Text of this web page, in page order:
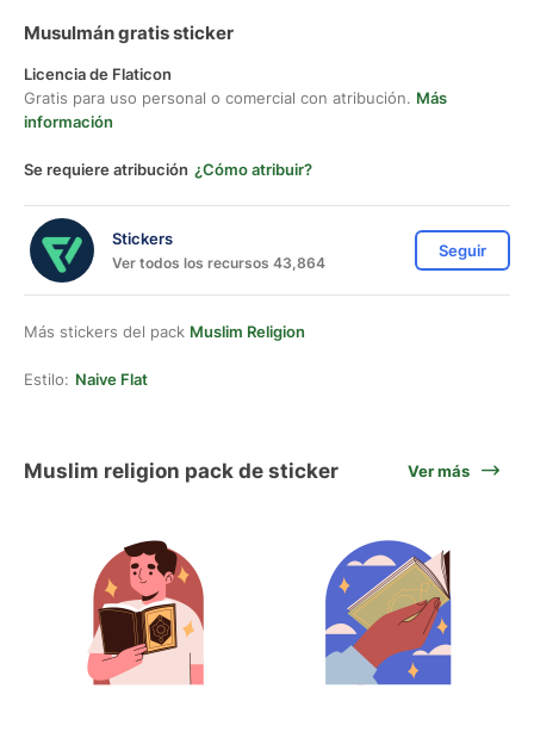
Musulmán gratis sticker
Licencia de Flaticon
Gratis para uso personal o comercial con atribución. Más
información
Se requiere atribución ¿Cómo atribuir?
Stickers
Ver todos los recursos 43,864
Seguir
Más stickers del pack Muslim Religion
Estilo: Naive Flat
Muslim religion pack de sticker Ver más